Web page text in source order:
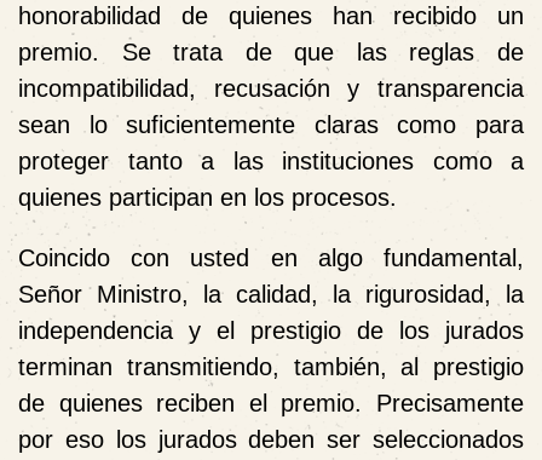
honorabilidad de quienes han recibido un
premio. Se trata de que las reglas de
incompatibilidad, recusación y transparencia
sean lo suficientemente claras como para
proteger tanto a las instituciones como a
quienes participan en los procesos.
Coincido con usted en algo fundamental,
Señor Ministro, la calidad, la rigurosidad, la
independencia y el prestigio de los jurados
terminan transmitiendo, también, al prestigio
de quienes reciben el premio. Precisamente
por eso los jurados deben ser seleccionados